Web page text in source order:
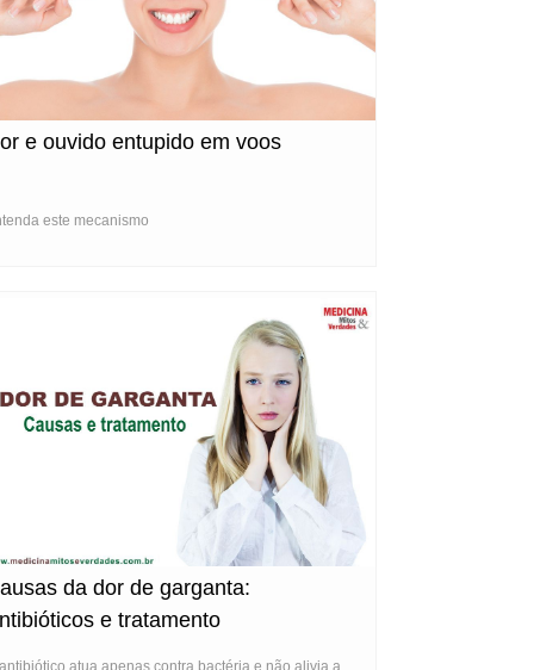
e ouvido entupido em voos
este mecanismo
da dor de garganta:
e tratamento